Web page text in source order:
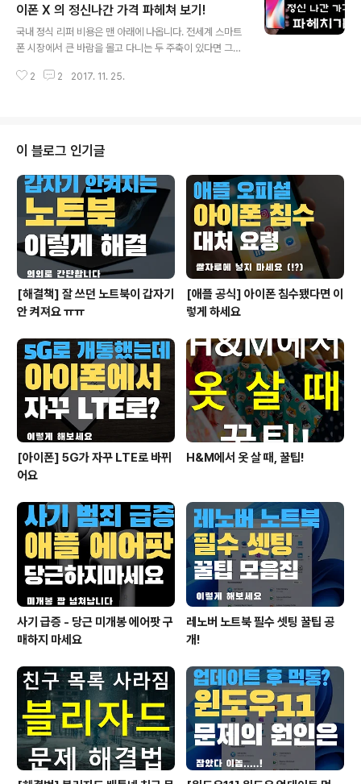
으로 잘 알려져 있지 않다보니 그 인지도가 다소 떨어져서
그렇지 제품 자체는 꽤 훌륭한 편에 속합니다. 그런데 화웨
이 코리아는 결정적인 잘못을 했었죠. 국내에 출시하는 제
품을 국제판와 다르게 스펙을 변경해서 출시하거나, 특정
통신사 전용 펌웨어를 탑재해서 출시하는 바람에, 안드로
이폰 X 의 정신나간 가격 파헤쳐 보기!
국내 정식 리퍼 비용은 맨 아래에 나옵니다. 전세계 스마트
폰 시장에서 큰 바람을 몰고 다니는 두 주축이 있다면 그것
애플의 아이폰 시리즈에 대해서 이야기를 해보려고 하는데
도 공식적으로 '아이폰 텐'이라고 부릅니다. 이는 마치 애플
의 데스크탑 운영체제 Mac OS X 을 '맥 오에스 엑스'라고
부르지 않고 '맥 오에스 텐'이라고 부른것과 같습니다. 어쨌
거나, 아이폰 8 이후 차세대 아이폰임을 내세우며 출시한
아이폰 X 은 그 스펙에서도 사람들의 관심을 끌었지만, 무
엇보다..
2 2 2017. 11. 25.
이 블로그 인기글
[해결책] 잘 쓰던 노트북이 갑자기
안 켜져요 ㅠㅠ
[애플 공식] 아이폰 침수됐다면 이
렇게 하세요
[아이폰] 5G가 자꾸 LTE로 바뀌
어요
H&M에서 옷 살 때, 꿀팁!
사기 급증 - 당근 미개봉 에어팟 구
매하지 마세요
레노버 노트북 필수 셋팅 꿀팁 공
개!